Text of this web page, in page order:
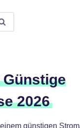
2026
günstigen